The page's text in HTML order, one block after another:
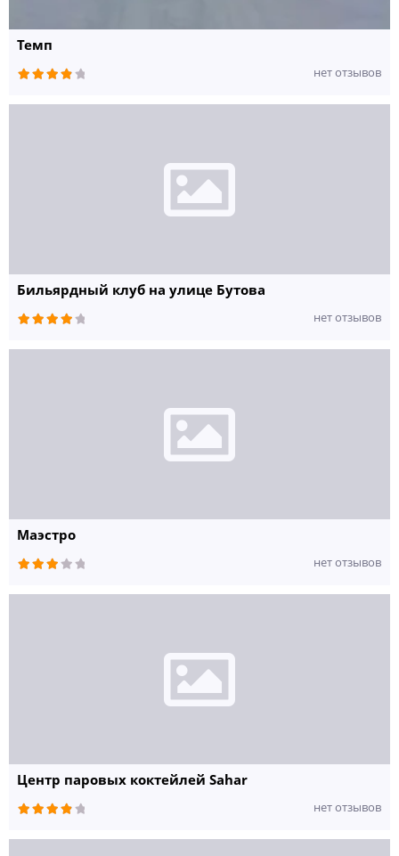
Темп
нет отзывов
Бильярдный клуб на улице Бутова
нет отзывов
Маэстро
нет отзывов
Центр паровых коктейлей Sahar
нет отзывов